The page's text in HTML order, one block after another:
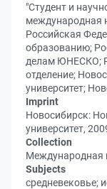
"Студент и
международная
Российская
образованию;
делам ЮНЕСКО;
отделение;
университет;
Imprint
Новосибирск:
университет,
Collection
Международная
Subjects
средневековье;